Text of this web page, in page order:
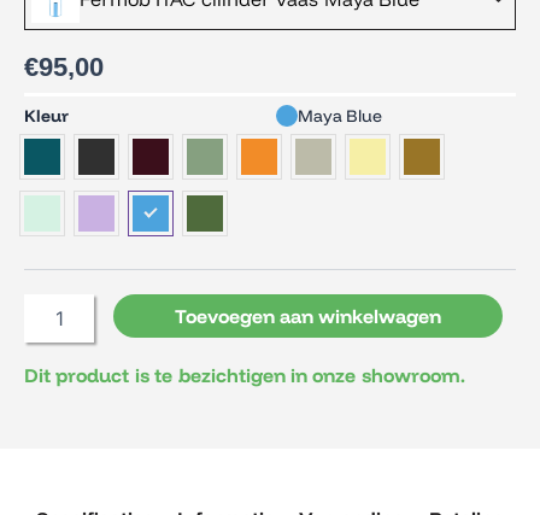
€95,00
Kleur Maya Blue
Fermob
ITAC
Toevoegen aan winkelwagen
Dit product is te bezichtigen in onze showroom.